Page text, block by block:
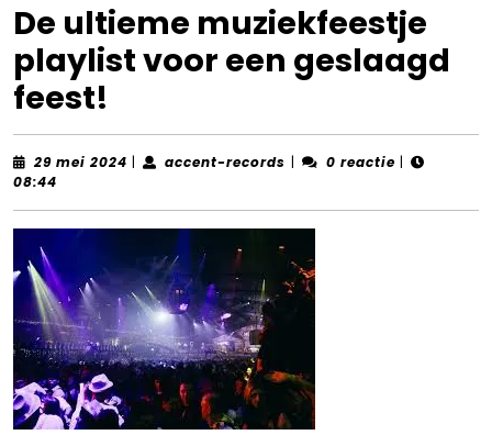
De ultieme muziekfeestje
playlist voor een geslaagd
feest!
29 mei 2024 29
| accent-records accent-
| 0 reactie |
08:44